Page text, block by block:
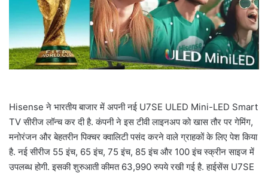
l
Hisense ने भारतीय बाजार में अपनी नई U7SE ULED Mini-LED Smart
TV सीरीज लॉन्च कर दी है. कंपनी ने इस टीवी लाइनअप को खास तौर पर गेमिंग,
मनोरंजन और बेहतरीन पिक्चर क्वालिटी पसंद करने वाले ग्राहकों के लिए पेश किया
है. नई सीरीज 55 इंच, 65 इंच, 75 इंच, 85 इंच और 100 इंच स्क्रीन साइज में
उपलब्ध होगी. इसकी शुरुआती कीमत 63,990 रुपये रखी गई है. हाईसेंस U7SE